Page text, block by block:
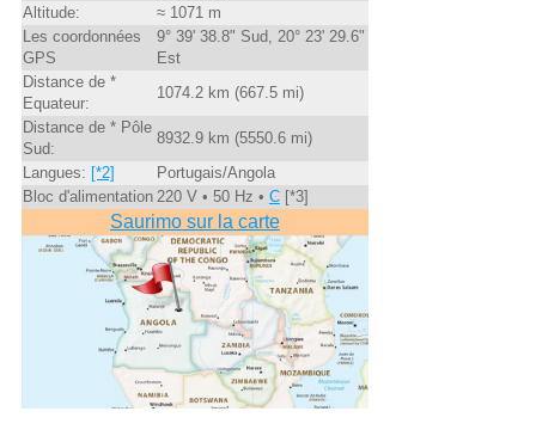
Altitude:
≈ 1071 m
Les coordonnées
GPS
9° 39' 38.8" Sud, 20° 23' 29.6"
Est
Distance de *
Equateur:
1074.2 km (667.5 mi)
Distance de * Pôle
Sud:
8932.9 km (5550.6 mi)
Langues: [*2]
Portugais/Angola
Bloc d'alimentation 220 V • 50 Hz • C[*3]
Saurimo sur la carte